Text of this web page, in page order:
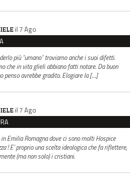
il 7 Ago
più "umano" troviamo anche i suoi difetti.
che in vita glieli abbiano fatti notare. Da buon
penso avrebbe gradito. Elogiare la […]
il 7 Ago
Emilia Romagna dove ci sono molti Hospice
! E’ proprio una scelta ideologica che fa riflettere,
(ma non solo) i cristiani.